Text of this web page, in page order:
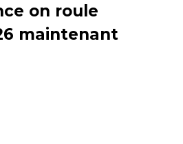
on roule
maintenant